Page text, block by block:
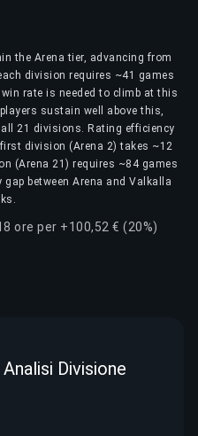
the Arena tier, advancing from
division requires ~41 games
rate is needed to climb at this
sustain well above this,
21 divisions. Rating efficiency
division (Arena 2) takes ~12
(Arena 21) requires ~84 games
between Arena and Valkalla
ore per +100,52 € (20%)
Divisione